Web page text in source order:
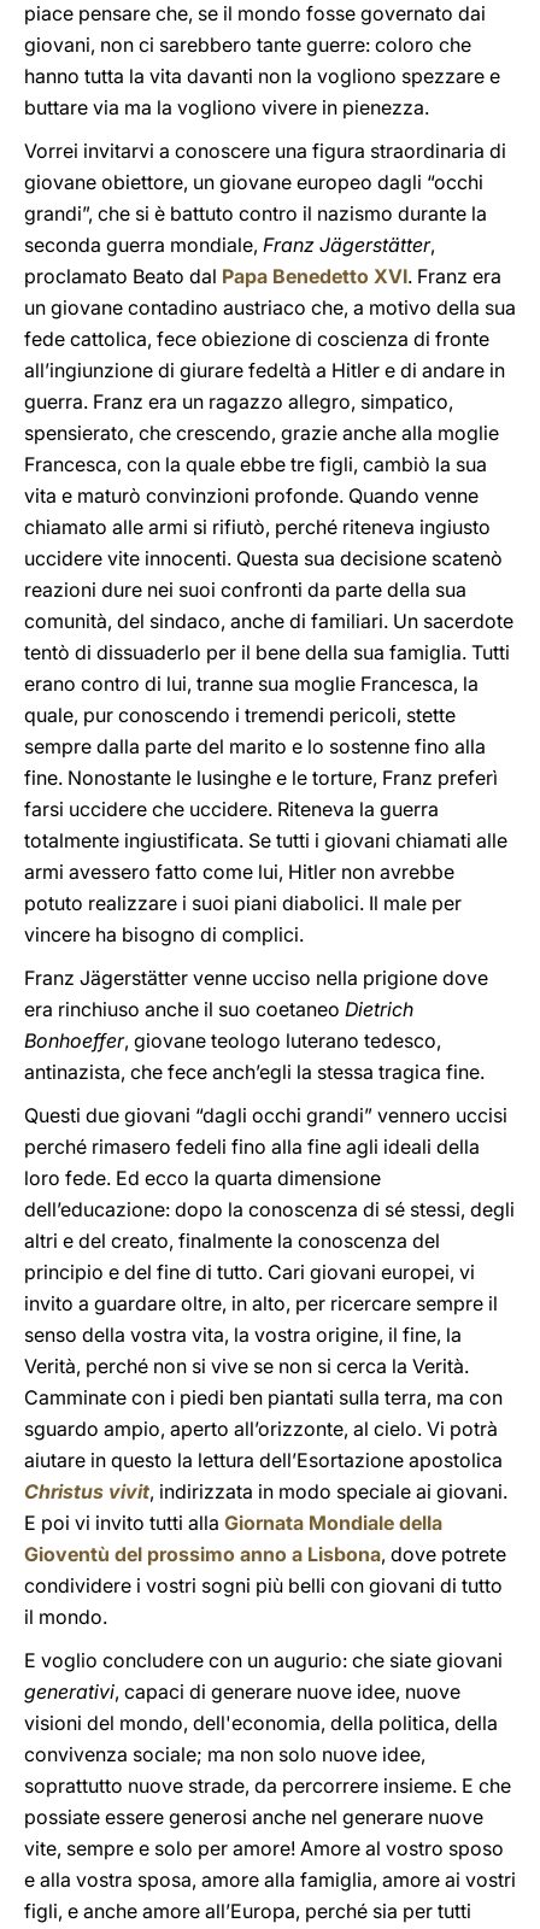
piace pensare che, se il mondo fosse governato dai
giovani, non ci sarebbero tante guerre: coloro che
hanno tutta la vita davanti non la vogliono spezzare e
buttare via ma la vogliono vivere in pienezza.
Vorrei invitarvi a conoscere una figura straordinaria di
giovane obiettore, un giovane europeo dagli “occhi
grandi”, che si è battuto contro il nazismo durante la
seconda guerra mondiale, Franz Jägerstätter,
proclamato Beato dal Papa Benedetto XVI. Franz era
un giovane contadino austriaco che, a motivo della sua
fede cattolica, fece obiezione di coscienza di fronte
all’ingiunzione di giurare fedeltà a Hitler e di andare in
guerra. Franz era un ragazzo allegro, simpatico,
spensierato, che crescendo, grazie anche alla moglie
Francesca, con la quale ebbe tre figli, cambiò la sua
vita e maturò convinzioni profonde. Quando venne
chiamato alle armi si rifiutò, perché riteneva ingiusto
uccidere vite innocenti. Questa sua decisione scatenò
reazioni dure nei suoi confronti da parte della sua
comunità, del sindaco, anche di familiari. Un sacerdote
tentò di dissuaderlo per il bene della sua famiglia. Tutti
erano contro di lui, tranne sua moglie Francesca, la
quale, pur conoscendo i tremendi pericoli, stette
sempre dalla parte del marito e lo sostenne fino alla
fine. Nonostante le lusinghe e le torture, Franz preferì
farsi uccidere che uccidere. Riteneva la guerra
totalmente ingiustificata. Se tutti i giovani chiamati alle
armi avessero fatto come lui, Hitler non avrebbe
potuto realizzare i suoi piani diabolici. Il male per
vincere ha bisogno di complici.
Franz Jägerstätter venne ucciso nella prigione dove
era rinchiuso anche il suo coetaneo Dietrich
Bonhoeffer, giovane teologo luterano tedesco,
antinazista, che fece anch’egli la stessa tragica fine.
Questi due giovani “dagli occhi grandi” vennero uccisi
perché rimasero fedeli fino alla fine agli ideali della
loro fede. Ed ecco la quarta dimensione
dell’educazione: dopo la conoscenza di sé stessi, degli
altri e del creato, finalmente la conoscenza del
principio e del fine di tutto. Cari giovani europei, vi
invito a guardare oltre, in alto, per ricercare sempre il
senso della vostra vita, la vostra origine, il fine, la
Verità, perché non si vive se non si cerca la Verità.
Camminate con i piedi ben piantati sulla terra, ma con
sguardo ampio, aperto all’orizzonte, al cielo. Vi potrà
aiutare in questo la lettura dell’Esortazione apostolica
Christus vivit, indirizzata in modo speciale ai giovani.
E poi vi invito tutti alla Giornata Mondiale della
Gioventù del prossimo anno a Lisbona, dove potrete
condividere i vostri sogni più belli con giovani di tutto
il mondo.
E voglio concludere con un augurio: che siate giovani
generativi, capaci di generare nuove idee, nuove
visioni del mondo, dell'economia, della politica, della
convivenza sociale; ma non solo nuove idee,
soprattutto nuove strade, da percorrere insieme. E che
possiate essere generosi anche nel generare nuove
vite, sempre e solo per amore! Amore al vostro sposo
e alla vostra sposa, amore alla famiglia, amore ai vostri
figli, e anche amore all’Europa, perché sia per tutti